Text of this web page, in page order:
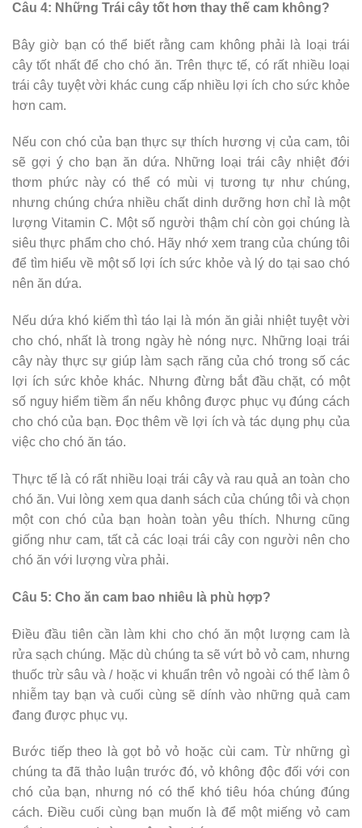
Câu 4: Những Trái cây tốt hơn thay thế cam không?
Bây giờ bạn có thể biết rằng cam không phải là loại trái
cây tốt nhất để cho chó ăn. Trên thực tế, có rất nhiều loại
trái cây tuyệt vời khác cung cấp nhiều lợi ích cho sức khỏe
hơn cam.
Nếu con chó của bạn thực sự thích hương vị của cam, tôi
sẽ gợi ý cho bạn ăn dứa. Những loại trái cây nhiệt đới
thơm phức này có thể có mùi vị tương tự như chúng,
nhưng chúng chứa nhiều chất dinh dưỡng hơn chỉ là một
lượng Vitamin C. Một số người thậm chí còn gọi chúng là
siêu thực phẩm cho chó. Hãy nhớ xem trang của chúng tôi
để tìm hiểu về một số lợi ích sức khỏe và lý do tại sao chó
nên ăn dứa.
Nếu dứa khó kiếm thì táo lại là món ăn giải nhiệt tuyệt vời
cho chó, nhất là trong ngày hè nóng nực. Những loại trái
cây này thực sự giúp làm sạch răng của chó trong số các
lợi ích sức khỏe khác. Nhưng đừng bắt đầu chặt, có một
số nguy hiểm tiềm ẩn nếu không được phục vụ đúng cách
cho chó của bạn. Đọc thêm về lợi ích và tác dụng phụ của
việc cho chó ăn táo.
Thực tế là có rất nhiều loại trái cây và rau quả an toàn cho
chó ăn. Vui lòng xem qua danh sách của chúng tôi và chọn
một con chó của bạn hoàn toàn yêu thích. Nhưng cũng
giống như cam, tất cả các loại trái cây con người nên cho
chó ăn với lượng vừa phải.
Câu 5: Cho ăn cam bao nhiêu là phù hợp?
Điều đầu tiên cần làm khi cho chó ăn một lượng cam là
rửa sạch chúng. Mặc dù chúng ta sẽ vứt bỏ vỏ cam, nhưng
thuốc trừ sâu và / hoặc vi khuẩn trên vỏ ngoài có thể làm ô
nhiễm tay bạn và cuối cùng sẽ dính vào những quả cam
đang được phục vụ.
Bước tiếp theo là gọt bỏ vỏ hoặc cùi cam. Từ những gì
chúng ta đã thảo luận trước đó, vỏ không độc đối với con
chó của bạn, nhưng nó có thể khó tiêu hóa chúng đúng
cách. Điều cuối cùng bạn muốn là để một miếng vỏ cam